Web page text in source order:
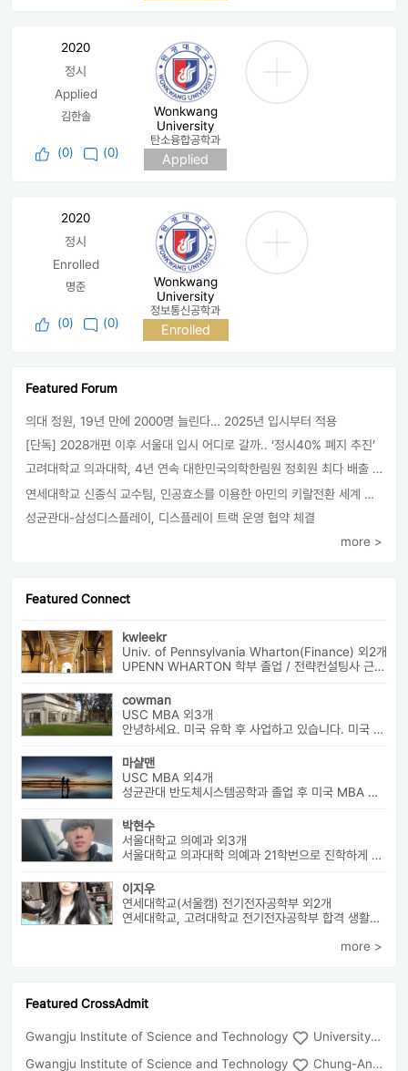
2020
정시
Applied
김한솔
(0) (0)
Wonkwang
University
탄소융합공학과
Applied
2020
정시
Enrolled
명준
(0) (0)
Wonkwang
University
정보통신공학과
Enrolled
Featured Forum
의대 정원, 19년 만에 2000명 늘린다… 2025년 입시부터 적용
[단독] 2028개편 이후 서울대 입시 어디로 갈까.. ‘정시40% 폐지 추진’
고려대학교 의과대학, 4년 연속 대한민국의학한림원 정회원 최다 배출 外
연세대학교 신종식 교수팀, 인공효소를 이용한 아민의 키랄전환 세계 최초로 성공
성균관대-삼성디스플레이, 디스플레이 트랙 운영 협약 체결
more >
Featured Connect
kwleekr
Univ. of Pennsylvania Wharton(Finance) 외2개
UPENN WHARTON 학부 졸업 / 전략컨설팅사 근무 / HBS MBA 재학 중 ...
cowman
USC MBA 외3개
안녕하세요. 미국 유학 후 사업하고 있습니다. 미국 유학 관련 전반...
마샬맨
USC MBA 외4개
성균관대 반도체시스템공학과 졸업 후 미국 MBA 졸업하였습니다.
박현수
서울대학교 의예과 외3개
서울대학교 의과대학 의예과 21학번으로 진학하게 될 박현수라고 합니다~
이지우
연세대학교(서울캠) 전기전자공학부 외2개
연세대학교, 고려대학교 전기전자공학부 합격 생활기록부, 내신, 활동 등...
more >
Featured CrossAdmit
Gwangju Institute of Science and Technology
University of Seoul
Gwangju Institute of Science and Technology
Chung-Ang University